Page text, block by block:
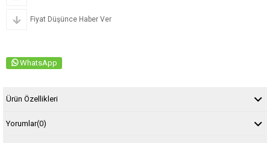
Fiyat Düşünce Haber Ver
WhatsApp
Ürün Özellikleri
Yorumlar(0)